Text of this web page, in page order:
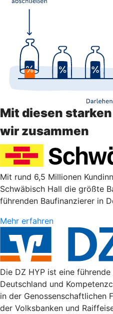
Mit diesen
wir zusammen
Mit rund 6,5 Millionen
Schwäbisch Hall die größte
führenden Baufinanzierer in
Mehr erfahren
Die DZ HYP ist eine
Deutschland und
in der Genossenschaftlichen
der Volksbanken und